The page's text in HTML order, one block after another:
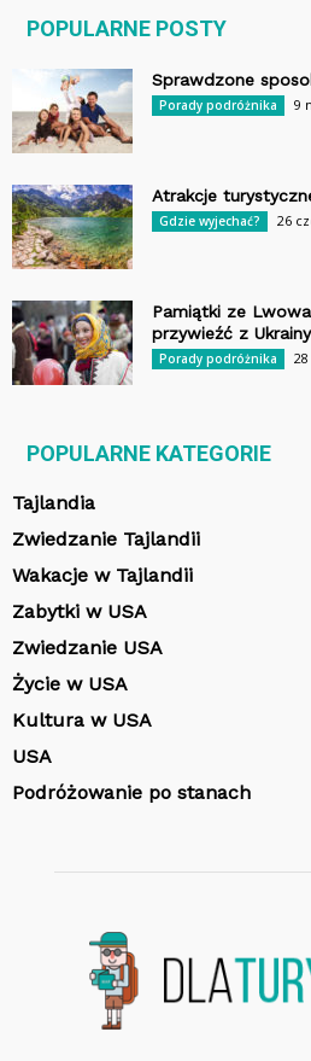
POPULARNE POSTY
Sprawdzone
Porady podróżnika 9
Atrakcje
Gdzie wyjechać? 26
Pamiątki ze
przywieźć z
Porady podróżnika
POPULARNE KATEGORIE
Tajlandia
Zwiedzanie Tajlandii
Wakacje w Tajlandii
Zabytki w USA
Zwiedzanie USA
Życie w USA
Kultura w USA
USA
Podróżowanie po stanach